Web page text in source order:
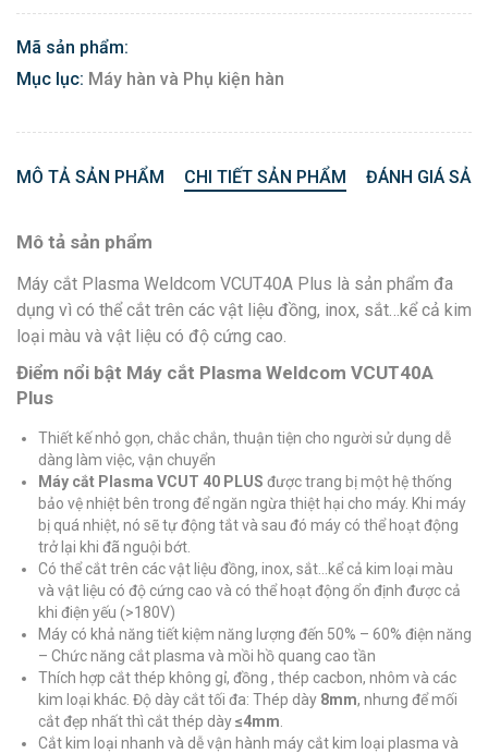
Mã sản phẩm:
Mục lục: Máy hàn và Phụ kiện hàn
MÔ TẢ SẢN PHẨM CHI TIẾT SẢN PHẨM ĐÁNH GIÁ
Mô tả sản phẩm
Máy cắt Plasma Weldcom VCUT40A Plus là sản phẩm đa
dụng vì có thể cắt trên các vật liệu đồng, inox, sắt…kể cả kim
loại màu và vật liệu có độ cứng cao.
Điểm nổi bật Máy cắt Plasma Weldcom VCUT40A
Plus
Thiết kế nhỏ gọn, chắc chắn, thuận tiện cho người sử dụng dễ
dàng làm việc, vận chuyển
Máy cắt Plasma VCUT 40 PLUS được trang bị một hệ thống
bảo vệ nhiệt bên trong để ngăn ngừa thiệt hại cho máy. Khi máy
bị quá nhiệt, nó sẽ tự động tắt và sau đó máy có thể hoạt động
trở lại khi đã nguội bớt.
Có thể cắt trên các vật liệu đồng, inox, sắt…kể cả kim loại màu
và vật liệu có độ cứng cao và có thể hoạt động ổn định được cả
khi điện yếu (>180V)
Máy có khả năng tiết kiệm năng lượng đến 50% – 60% điện năng
– Chức năng cắt plasma và mồi hồ quang cao tần
Thích hợp cắt thép không gỉ, đồng , thép cacbon, nhôm và các
kim loại khác. Độ dày cắt tối đa: Thép dày 8mm, nhưng để mối
cắt đẹp nhất thì cắt thép dày≤4mm
Cắt kim loại nhanh và dễ vận hành máy cắt kim loại plasma và